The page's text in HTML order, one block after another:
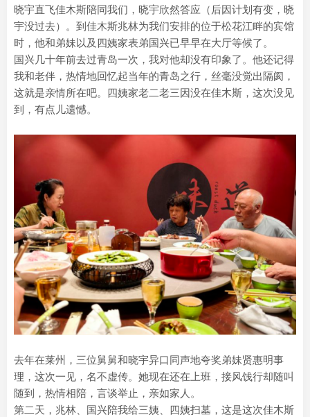
晓宇直飞佳木斯陪同我们，晓宇欣然答应（后因计划有变，晓
宇没过去）。到佳木斯兆林为我们安排的位于松花江畔的宾馆
时，他和弟妹以及四姨家表弟国兴已早早在大厅等候了。
国兴几十年前去过青岛一次，我对他却没有印象了。他还记得
我和老伴，热情地回忆起当年的青岛之行，丝毫没觉出隔阂，
这就是亲情所在吧。四姨家老二老三因没在佳木斯，这次没见
到，有点儿遗憾。
去年在莱州，三位舅舅和晓宇异口同声地夸奖弟妹贤惠明事
理，这次一见，名不虚传。她现在还在上班，接风饯行却随叫
随到，热情相陪，言谈举止，亲如家人。
第二天，兆林、国兴陪我给三姨、四姨扫墓，这是这次佳木斯